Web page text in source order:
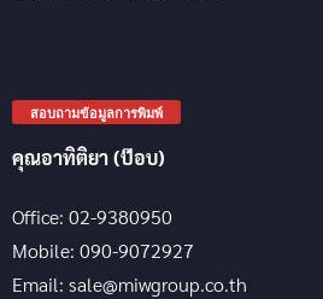
สอบถามข้อมูลการพิมพ์
คุณอาทิติยา (ป๊อบ)
Office: 02-9380950
Mobile: 090-9072927
Email: sale@miwgroup.co.th